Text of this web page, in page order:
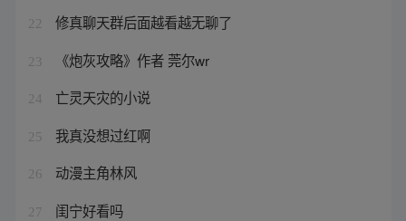
22 修真聊天群后面越看越无聊了
23 《炮灰攻略》作者 莞尔wr
24 亡灵天灾的小说
25 我真没想过红啊
26 动漫主角林风
27 闺宁好看吗